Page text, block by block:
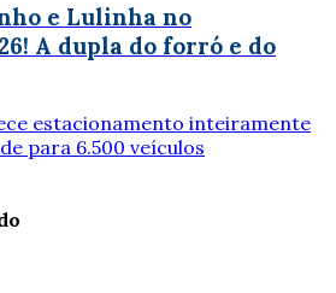
e Lulinha no
A dupla do forró e do
estacionamento inteiramente
para 6.500 veículos